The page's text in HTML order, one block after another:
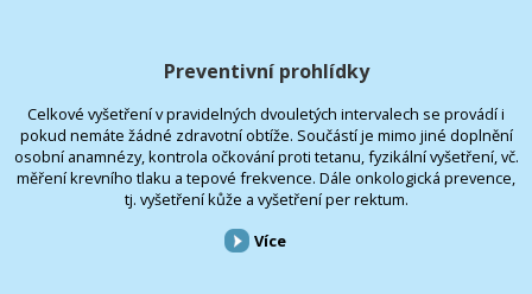
Preventivní prohlídky
Celkové vyšetření v pravidelných dvouletých intervalech se provádí i
pokud nemáte žádné zdravotní obtíže. Součástí je mimo jiné doplnění
osobní anamnézy, kontrola očkování proti tetanu, fyzikální vyšetření, vč.
měření krevního tlaku a tepové frekvence. Dále onkologická prevence,
tj. vyšetření kůže a vyšetření per rektum.
Více